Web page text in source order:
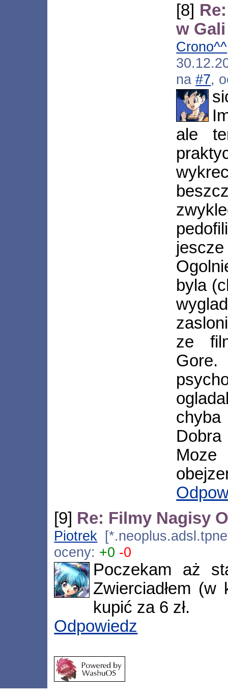
[8]
w Gali
Crono^^
na#7,
ale
byla
ze
chyba
[9] Re: Filmy Nagisy
Piotrek
oceny: +0 -0
Poczekam aż
Zwierciadłem (w
kupić za 6 zł.
Odpowiedz